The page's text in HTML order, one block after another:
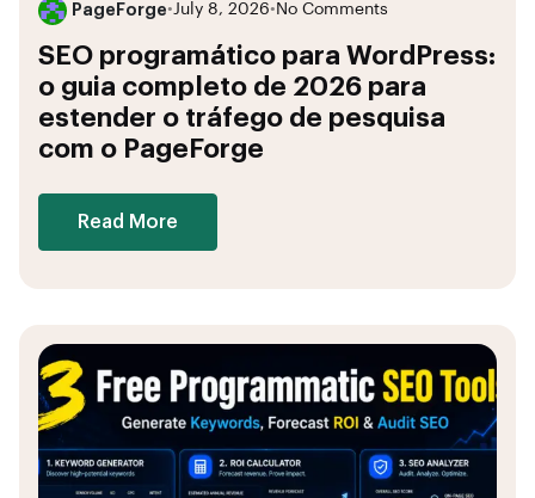
PageForge•July 8, 2026• No Comments
SEO programático para WordPress:
o guia completo de 2026 para
estender o tráfego de pesquisa
com o PageForge
Read More